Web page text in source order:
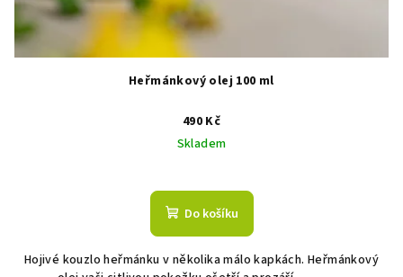
Heřmánkový olej 100 ml
490 Kč
Skladem
hodnocení
produktu
z
Do košíku
Hojivé kouzlo heřmánku v několika málo kapkách. Heřmánkový